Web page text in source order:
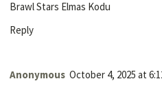
Brawl Stars Elmas Kodu
Reply
Anonymous October 4, 2025 at